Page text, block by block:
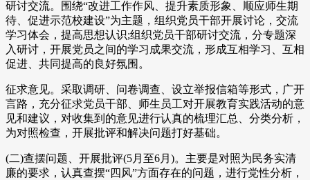
研讨交流。围绕“改进工作作风、提升素质形象、顺应师生期
待、促进示范校建设”为主题，组织党员干部开展讨论，交流
学习体会，提高思想认识;组织党员干部研讨交流，分专题深
入研讨，开展党员之间的学习成果交流，形成互相学习、互相
促进、共同提高的良好氛围。
征求意见。采取调研、问卷调查、设立举报信箱等形式，广开
言路，充分征求党员干部、师生员工对开展教育实践活动的意
见和建议，对收集到的意见进行认真的梳理汇总、分类分析，
为对照检查，开展批评和解决问题打好基础。
(二)查摆问题、开展批评(5月至6月)。主要是对照为民务实清
廉的要求，认真查摆“四风”方面存在的问题，进行党性分析，